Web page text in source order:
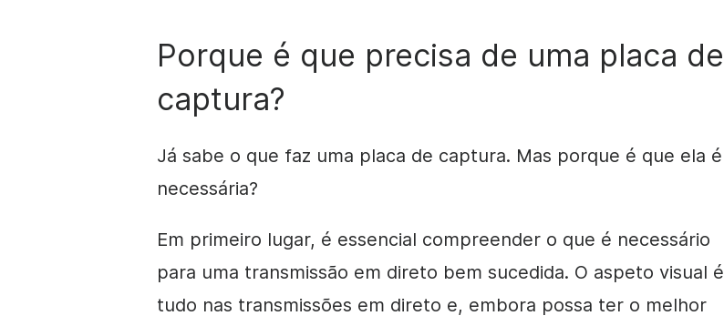
Porque é que precisa de uma placa de
captura?
Já sabe o que faz uma placa de captura. Mas porque é que ela é
necessária?
Em primeiro lugar, é essencial compreender o que é necessário
para uma transmissão em direto bem sucedida. O aspeto visual é
tudo nas transmissões em direto e, embora possa ter o melhor